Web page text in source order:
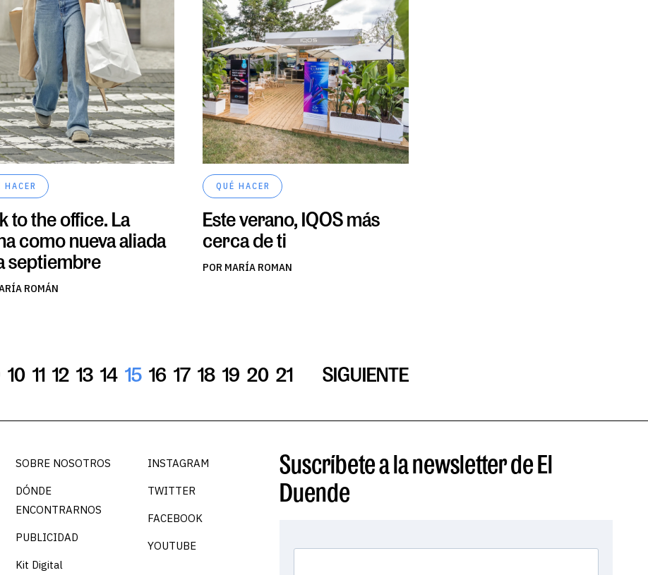
HACER
to the office. La
como nueva aliada
septiembre
ROMÁN
QUÉ HACER
Este verano, IQOS más
cerca de ti
POR MARÍA ROMAN
10 11 12 13 14 15 16 17 18 19 20 21 SIGUIENTE
SOBRE NOSOTROS
DÓNDE
ENCONTRARNOS
PUBLICIDAD
Kit Digital
INSTAGRAM
TWITTER
FACEBOOK
YOUTUBE
Suscríbete a la newsletter de El
Duende